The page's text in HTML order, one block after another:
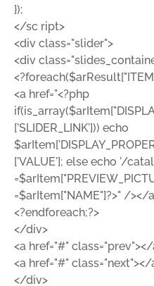
});
</sc ript>
<div class="slider">
<div
<a href="<?php
['SLIDER_LINK'])) echo
['VALUE']; else echo '/
=$arItem["NAME"]?>" /></
<?endforeach;?>
</div>
<a href="#"
<a href="#" class="next"></
</div>